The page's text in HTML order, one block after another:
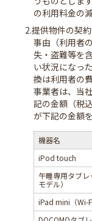
の利用料金の
2.提供物件の契
事由（利用者
失・盗難等を
い状況になっ
換は利用者の
事業者は、当
記の金額（税
が下記の金額
機器名
iPod touch
午睡専用タブ
モデル）
iPad mini（Wi-